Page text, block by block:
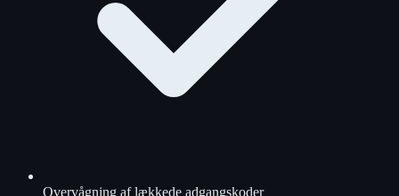
Overvågning af lækkede adgangskoder